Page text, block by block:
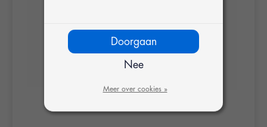
Doorgaan
Nee
Meer over cookies »